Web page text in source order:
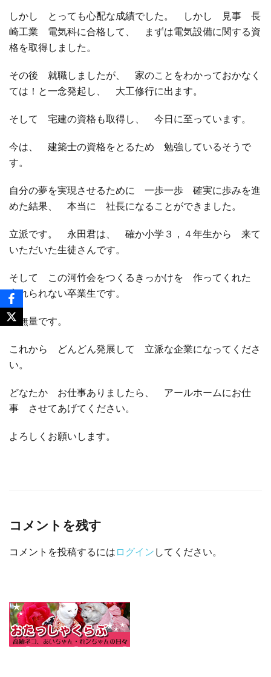
しかし とっても心配な成績でした。 しかし 見事 長
崎工業 電気科に合格して、 まずは電気設備に関する資
格を取得しました。
その後 就職しましたが、 家のことをわかっておかなく
ては！と一念発起し、 大工修行に出ます。
そして 宅建の資格も取得し、 今日に至っています。
今は、 建築士の資格をとるため 勉強しているそうで
す。
自分の夢を実現させるために 一歩一歩 確実に歩みを進
めた結果、 本当に 社長になることができました。
立派です。 永田君は、 確か小学３，４年生から 来て
いただいた生徒さんです。
そして この河竹会をつくるきっかけを 作ってくれた
忘れられない卒業生です。
感無量です。
これから どんどん発展して 立派な企業になってくださ
い。
どなたか お仕事ありましたら、 アールホームにお仕
事 させてあげてください。
よろしくお願いします。
コメントを残す
コメントを投稿するには ログイン してください。